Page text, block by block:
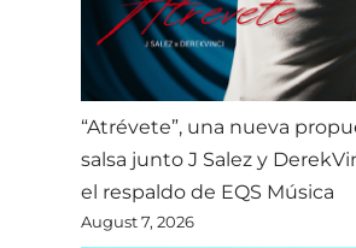
“Atrévete”, una nueva
salsa junto J Salez y
el respaldo de EQS Música
August 7, 2026